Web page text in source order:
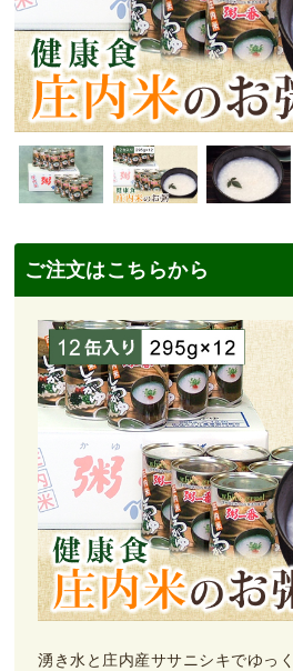
ご注文はこちらから
湧き水と庄内産ササニシキでゆっ